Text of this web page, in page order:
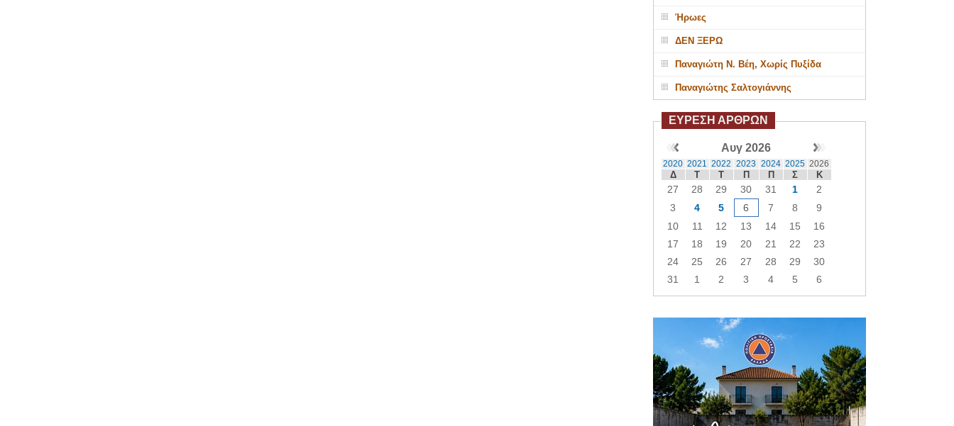
Ήρωες
ΔΕΝ ΞΕΡΩ
Παναγιώτη Ν. Βέη, Χωρίς Πυξίδα
Παναγιώτης Σαλτογιάννης
ΕΥΡΕΣΗ ΑΡΘΡΩΝ
Αυγ 2026
2020 2021 2022 2023 2024 2025 2026
Δ Τ Τ Π Π Σ Κ
27 28 29 30 31 1
2
3
4 5 6 7 8
9
10
11 12 13 14 15
16
17
18 19 20 21 22
23
24
25 26 27 28 29
30
31
1 2 3 4 5 6